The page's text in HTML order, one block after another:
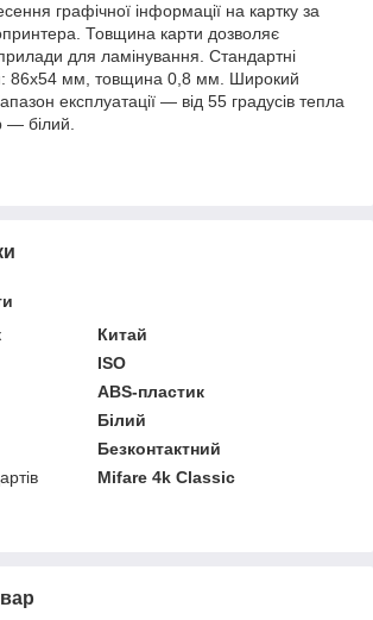
графічної інформації на картку за
Товщина карти дозволяє
для ламінування. Стандартні
86х54 мм, товщина 0,8 мм. Широкий
експлуатації — від 55 градусів тепла
— білий.
Китай
ISO
ABS-пластик
Білий
Безконтактний
Mifare 4k Classic